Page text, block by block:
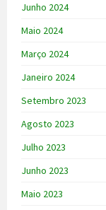
Junho 2024
Maio 2024
Março 2024
Janeiro 2024
Setembro 2023
Agosto 2023
Julho 2023
Junho 2023
Maio 2023